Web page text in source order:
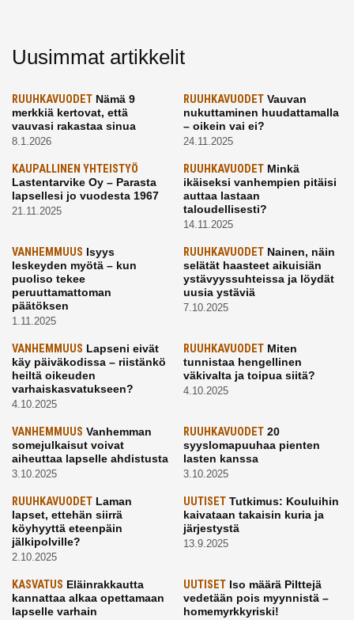
Uusimmat artikkelit
RUUHKAVUODET Nämä 9
merkkiä kertovat, että
vauvasi rakastaa sinua
8.1.2026
RUUHKAVUODETVauvan
nukuttaminen huudattamalla
– oikein vai ei?
24.11.2025
KAUPALLINEN YHTEISTYÖ
Lastentarvike Oy – Parasta
lapsellesi jo vuodesta 1967
21.11.2025
RUUHKAVUODETMinkä
ikäiseksi vanhempien pitäisi
auttaa lastaan
taloudellisesti?
14.11.2025
VANHEMMUUS Isyys
leskeyden myötä – kun
puoliso tekee
peruuttamattoman
päätöksen
1.11.2025
RUUHKAVUODETNainen, näin
selätät haasteet aikuisiän
ystävyyssuhteissa ja löydät
uusia ystäviä
7.10.2025
VANHEMMUUS Lapseni eivät
käy päiväkodissa – riistänkö
heiltä oikeuden
varhaiskasvatukseen?
4.10.2025
RUUHKAVUODETMiten
tunnistaa hengellinen
väkivalta ja toipua siitä?
4.10.2025
VANHEMMUUS Vanhemman
somejulkaisut voivat
aiheuttaa lapselle ahdistusta
3.10.2025
RUUHKAVUODET20
syyslomapuuhaa pienten
lasten kanssa
3.10.2025
RUUHKAVUODET Laman
lapset, ettehän siirrä
köyhyyttä eteenpäin
jälkipolville?
2.10.2025
UUTISETTutkimus: Kouluihin
kaivataan takaisin kuria ja
järjestystä
13.9.2025
KASVATUS Eläinrakkautta
kannattaa alkaa opettamaan
lapselle varhain
UUTISETIso määrä Pilttejä
vedetään pois myynnistä –
homemyrkkyriski!